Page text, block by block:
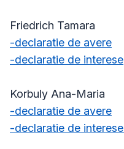
Friedrich Tamara
-declaratie de avere
-declaratie de interese
Korbuly Ana-Maria
-declaratie de avere
-declaratie de interese